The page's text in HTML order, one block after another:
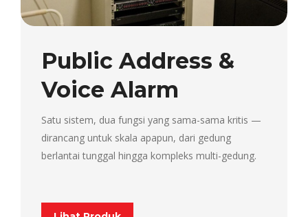
Public Address &
Voice Alarm
Satu sistem, dua fungsi yang sama-sama kritis —
dirancang untuk skala apapun, dari gedung
berlantai tunggal hingga kompleks multi-gedung.